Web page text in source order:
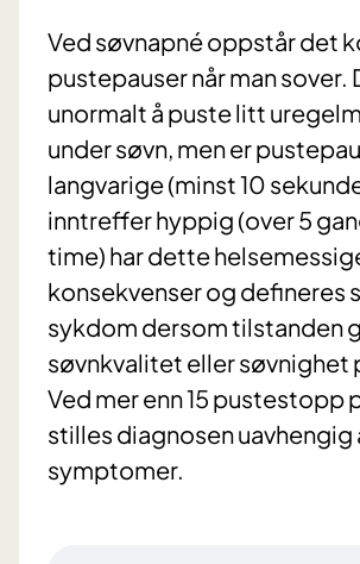
Ved søvnapné oppstår det
pustepauser når man sover.
unormalt å puste litt
under søvn, men er
langvarige (minst 10
inntreffer hyppig (over 5
time) har dette
konsekvenser og defineres
sykdom dersom tilstanden
søvnkvalitet eller søvnighet
Ved mer enn 15 pustestopp
stilles diagnosen uavhengig
symptomer.